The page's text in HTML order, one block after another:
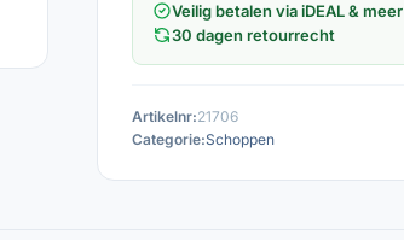
Veilig betalen via iDEAL & meer
30 dagen retourrecht
Artikelnr:21706
Categorie:Schoppen